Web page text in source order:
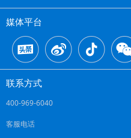
媒体平台
联系方式
400-969-6040
客服电话